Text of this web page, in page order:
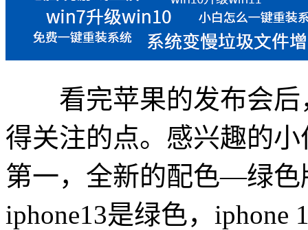
看完苹果的发布会后
得关注的点。感兴趣的
第一，全新的配色—绿色
iphone13是绿色，iphone